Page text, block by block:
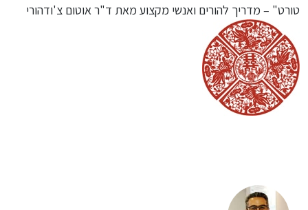
טורט" – מדריך להורים ואנשי מקצוע מאת ד"ר אוטום צ'ודהורי